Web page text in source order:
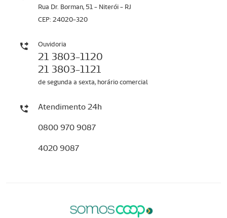
Rua Dr. Borman, 51 - Niterói - RJ
CEP: 24020-320
Ouvidoria
21 3803-1120
21 3803-1121
de segunda a sexta, horário comercial
Atendimento 24h
0800 970 9087
4020 9087